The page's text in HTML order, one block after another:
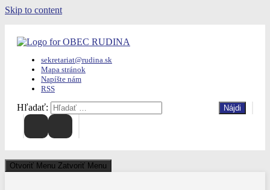
Skip to content
sekretariat@rudina.sk
Mapa stránok
Napíšte nám
RSS
Hľadať:
Otvoriť Menu Zatvoriť Menu